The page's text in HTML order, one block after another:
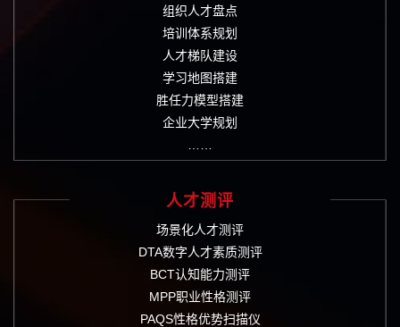
组织人才盘点
培训体系规划
人才梯队建设
学习地图搭建
胜任力模型搭建
企业大学规划
人才测评
场景化人才测评
DTA数字人才素质测评
BCT认知能力测评
MPP职业性格测评
PAQS性格优势扫描仪